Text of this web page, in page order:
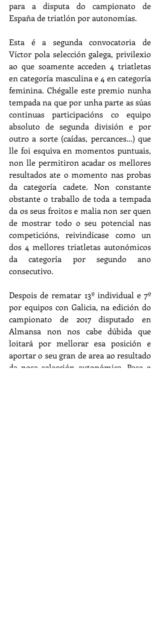
para a disputa do campionato de
España de triatlón por autonomías.
Esta é a segunda convocatoria de
Víctor pola selección galega, privilexio
ao que soamente acceden 4 triatletas
en categoría masculina e 4 en categoría
feminina. Chégalle este premio nunha
tempada na que por unha parte as súas
continuas participacións co equipo
absoluto de segunda división e por
outro a sorte (caídas, percances...) que
lle foi esquiva en momentos puntuais,
non lle permitiron acadar os mellores
resultados ate o momento nas probas
da categoría cadete. Non constante
obstante o traballo de toda a tempada
da os seus froitos e malia non ser quen
de mostrar todo o seu potencial nas
competicións, reivindícase como un
dos 4 mellores triatletas autonómicos
da categoría por segundo ano
consecutivo.
Despois de rematar 13º individual e 7º
por equipos con Galicia, na edición do
campionato de 2017 disputado en
Almansa non nos cabe dúbida que
loitará por mellorar esa posición e
aportar o seu gran de area ao resultado
da nosa selección autonómica. Pase o